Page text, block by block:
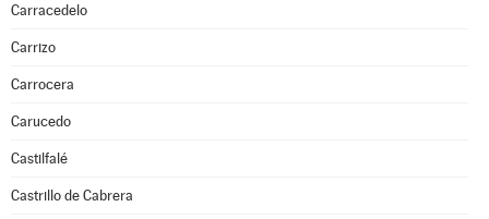
Carracedelo
Carrizo
Carrocera
Carucedo
Castilfalé
Castrillo de Cabrera